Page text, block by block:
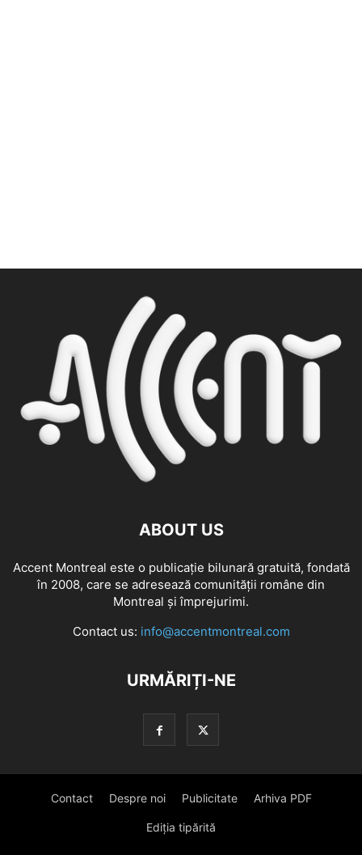
ABOUT US
Accent Montreal este o publicație bilunară gratuită, fondată
în 2008, care se adresează comunităţii române din
Montreal şi împrejurimi.
Contact us: info@accentmontreal.com
URMĂRIȚI-NE
Contact Despre noi Publicitate Arhiva PDF
Ediția tipărită